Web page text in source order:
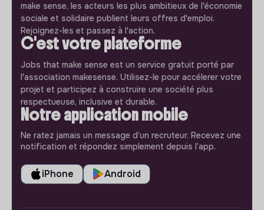
make sense, les acteurs les plus ambitieux de l'économie
sociale et solidaire publient leurs offres d'emploi.
Rejoignez-les et passez à l'action.
C'est votre plateforme
Jobs that make sense est un service gratuit porté par
l'association makesense. Utilisez-le pour accélerer votre
projet et participez à construire une société plus
respectueuse, inclusive et durable.
Notre application mobile
Ne ratez jamais un message d’un recruteur. Recevez une
notification et répondez simplement depuis l’app.
iPhone Android